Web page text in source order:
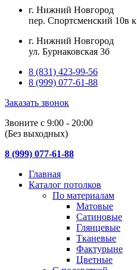
г. Нижний Новгород
пер. Спортсменский 10в
г. Нижний Новгород
ул. Бурнаковская 3б
8 (831) 423-99-56
8 (999) 077-61-88
Заказать звонок
Звоните с 9:00 - 20:00
(Без выходных)
8 (999) 077-61-88
Главная
Каталог потолков
По материалам
Матовые
Сатиновые
Глянцевые
Тканевые
Фактурыне
Цветные